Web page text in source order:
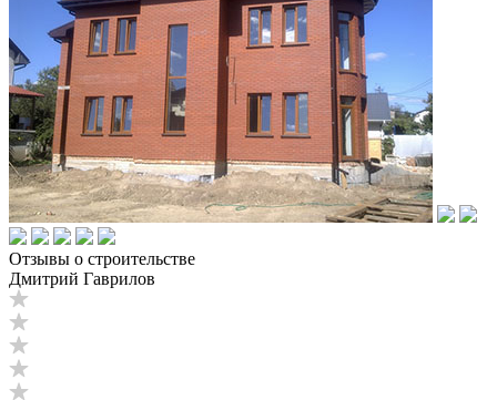
Отзывы о строительстве
Дмитрий Гаврилов